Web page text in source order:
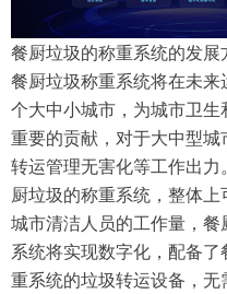
餐厨垃圾的称重系统的发展
餐厨垃圾称重系统将在未来
个大中小城市，为城市卫生
重要的贡献，对于大中型城
转运管理无害化等工作出力
厨垃圾的称重系统，整体
城市清洁人员的工作量，餐
系统将实现数字化，配备了
重系统的垃圾转运设备，无